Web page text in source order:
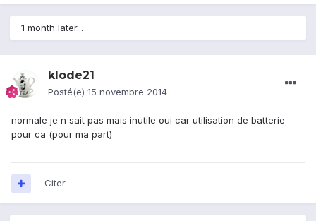
1 month later...
klode21
Posté(e) 15 novembre 2014
normale je n sait pas mais inutile oui car utilisation de batterie
pour ca (pour ma part)
Citer